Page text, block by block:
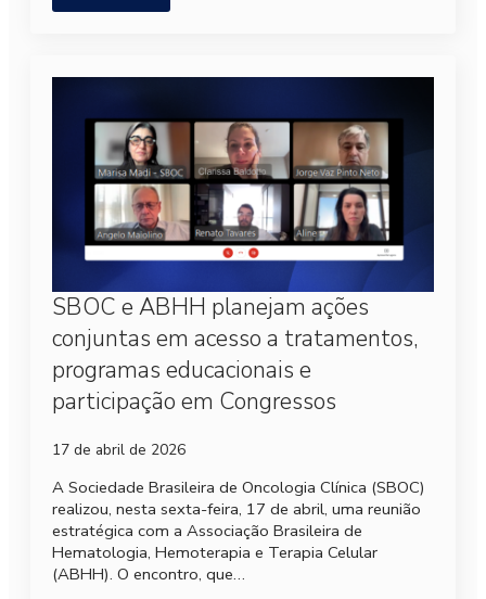
SBOC e ABHH planejam ações
conjuntas em acesso a tratamentos,
programas educacionais e
participação em Congressos
17 de abril de 2026
A Sociedade Brasileira de Oncologia Clínica (SBOC)
realizou, nesta sexta-feira, 17 de abril, uma reunião
estratégica com a Associação Brasileira de
Hematologia, Hemoterapia e Terapia Celular
(ABHH). O encontro, que…